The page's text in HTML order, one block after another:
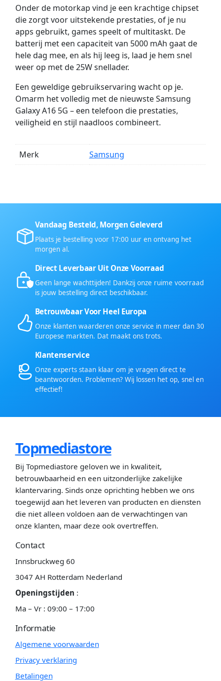
Onder de motorkap vind je een krachtige chipset
die zorgt voor uitstekende prestaties, of je nu
apps gebruikt, games speelt of multitaskt. De
batterij met een capaciteit van 5000 mAh gaat de
hele dag mee, en als hij leeg is, laad je hem snel
weer op met de 25W snellader.
Een geweldige gebruikservaring wacht op je.
Omarm het volledig met de nieuwste Samsung
Galaxy A16 5G – een telefoon die prestaties,
veiligheid en stijl naadloos combineert.
Merk Samsung
Vandaag Besteld, Morgen Geleverd
Plaats je bestelling voor 17:00 uur en ontvang het
morgen al.
Direct Leverbaar Uit Onze Voorraad
Geen lange wachttijden! Dankzij onze ruime voorraad
is jouw bestelling direct beschikbaar.
Betrouwbaar Voor Heel Europa
Onze klanten waarderen onze service in meer dan 30
Europese markten. Dat maakt ons trots.
Klantenservice
Onze experts staan klaar om je vragen direct te
beantwoorden. Problemen? Wij lossen het op, snel en
effectief!
Topmediastore
Bij Topmediastore geloven we in kwaliteit,
betrouwbaarheid en een uitzonderlijke zakelijke
klantervaring. Sinds onze oprichting hebben we ons
toegewijd aan het leveren van producten en diensten
die niet alleen voldoen aan de verwachtingen van
onze klanten, maar deze ook overtreffen.
Contact
Innsbruckweg 60
3047 AH Rotterdam Nederland
Openingstijden :
Ma – Vr : 09:00 – 17:00
Informatie
Algemene voorwaarden
Privacy verklaring
Betalingen